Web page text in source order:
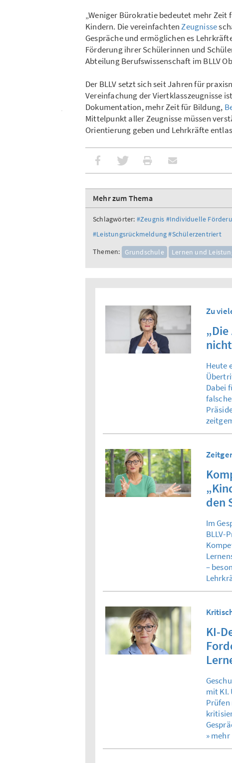
„Weniger Bürokratie bedeutet mehr
Kindern. Die vereinfachtenZeugnisse
Gespräche und ermöglichen es
Förderung ihrer Schülerinnen und
Abteilung Berufswissenschaft im BLLV
Der BLLV setzt sich seit Jahren für
Vereinfachung der Viertklasszeugnisse
Dokumentation, mehr Zeit für Bildung,
Mittelpunkt aller Zeugnisse müssen
Orientierung geben und Lehrkräfte
Mehr zum Thema
Schlagwörter: #Zeugnis #Individuelle
#Leistungsrückmeldung#Schülerzentriert
Themen:
Grundschule Lernen und
Zu
Heute
Dabei
den
Im
BLLV-
–
KI-
mit KI.
» mehr